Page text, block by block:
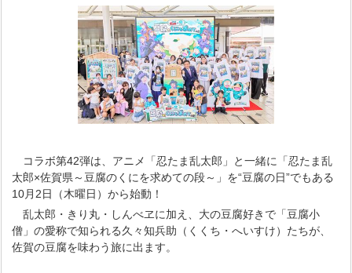
コラボ第42弾は、アニメ「忍たま乱太郎」と一緒に「忍たま乱
太郎×佐賀県～豆腐のくにを求めての段～」を“豆腐の日”でもある
10月2日（木曜日）から始動！
乱太郎・きり丸・しんべヱに加え、大の豆腐好きで「豆腐小
僧」の愛称で知られる久々知兵助（くくち・へいすけ）たちが、
佐賀の豆腐を味わう旅に出ます。